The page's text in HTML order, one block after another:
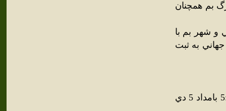
بم همچنان
فهرست آثار ملي و شهر بم با
آثار ميراث جهاني به ثبت
زمين‌لرزه بم، زمين‌لرزه‌اي بود به شدت 6,6 ريشتر که در ساعت 5:26 بامداد 5 دي